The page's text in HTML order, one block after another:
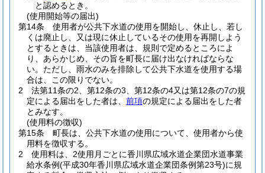
と認めるとき。
(使用開始等の届出)
第14条
使用者が公共下水道の使用を開始し、休止し、若し
くは廃止し、又は現に休止しているその使用を再開しよう
とするときは、当該使用者は、規則で定めるところによ
り、あらかじめ、その旨を町長に届け出なければならな
い。 ただし、雨水のみを排除して公共下水道を使用する場
合は、この限りでない。
2
法第11条の2、第12条の3、第12条の4又は第12条の7の規
定による届出をした者は、 前項の規定による届出をした者
とみなす。
(使用料の徴収)
第15条
町長は、公共下水道の使用について、使用者から使
用料を徴収する。
2
使用料は、2使用月ごとに香川県広域水道企業団水道事業
給水条例(平成30年香川県広域水道企業団条例第23号)に規